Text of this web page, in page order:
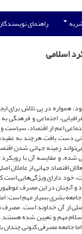
راهنمای
اسلامی
همواره در پی تلاش برای
اجتماعی و فرهنگی
اعم از اقتصاد، سیاست
دست یافت.هرچند به
زمینه جهانی شدن اقتصاد
و مقایسه آن با
اقتصاد جهانی از عاملان
است، خود دارای
آن­چنان در این مصرف
بشری بسیار مهم است؛
از آن خداوند است.
مهم و تعیین شده
اما جامعه مصرفی کنونی